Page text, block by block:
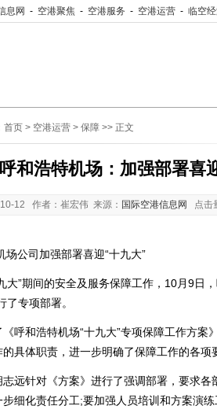
息网 - 空港聚焦 - 空港服务 - 空港运营 - 临空
首页 > 空港运营 > 保障 >> 正文
呼和浩特机场：加强部署喜
12 作者：崔宏伟 来源： 国际空港信息网 点击
司加强部署喜迎“十九大”
”期间的安全及服务保障工作，10月9日，
了专项部署。
和浩特机场“十九大”专项保障工作方案
具体职责，进一步明确了保障工作的各项
针对《方案》进行了强调部署，要求各
细化责任分工;要加强人员培训和方案演